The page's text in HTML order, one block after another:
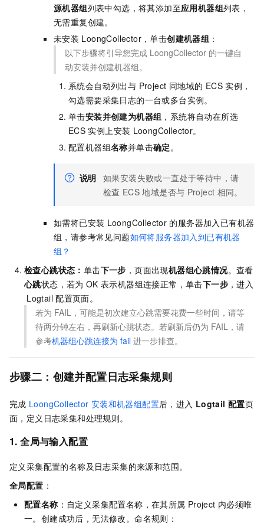
源机器组列表中勾选，将其添加至应用机器组列表，
无需重复创建。
未安装 LoongCollector，单击创建机器组 ：
以下步骤将引导您完成 LoongCollector 的一键自
动安装并创建机器组。
系统会自动列出与 Project 同地域的 ECS 实例，
勾选需要采集日志的一台或多台实例。
单击安装并创建为机器组 ，系统将自动在所选
ECS 实例上安装 LoongCollector。
配置机器组名称并单击确定 。
说明 如果安装失败或一直处于等待中，请
检查 ECS 地域是否与 Project 相同。
如需将已安装 LoongCollector 的服务器加入已有机器
组，请参考常见问题如何将服务器加入到已有机器
组？
检查心跳状态： 单击下一步 ，页面出现机器组心跳情况。查看
心跳状态，若为 OK 表示机器组连接正常，单击下一步 ，进入
Logtail 配置页面。
若为 FAIL，可能是初次建立心跳需要花费一些时间，请等
待两分钟左右，再刷新心跳状态。若刷新后仍为 FAIL，请
参考机器组心跳连接为 fail 进一步排查。
步骤二：创建并配置日志采集规则
完成 LoongCollector 安装和机器组配置后，进入 Logtail 配置页
面，定义日志采集和处理规则。
1. 全局与输入配置
定义采集配置的名称及日志采集的来源和范围。
全局配置 ：
配置名称 ：自定义采集配置名称，在其所属 Project 内必须唯
一。创建成功后，无法修改。命名规则：